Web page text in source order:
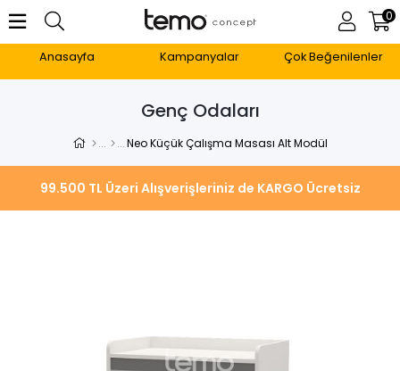
Anasayfa Kampanyalar Çok Beğenilenler
0
Genç Odaları
Neo Küçük Çalışma Masası Alt Modül